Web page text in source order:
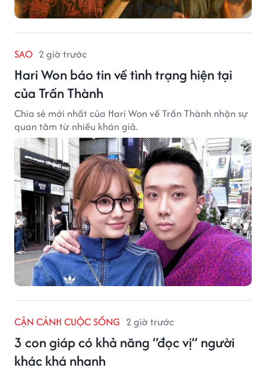
SAO 2 giờ trước
Hari Won báo tin về tình trạng hiện tại
của Trấn Thành
Chia sẻ mới nhất của Hari Won về Trấn Thành nhận sự
quan tâm từ nhiều khán giả.
CẬN CẢNH CUỘC SỐNG 2 giờ trước
3 con giáp có khả năng “đọc vị” người
khác khá nhanh